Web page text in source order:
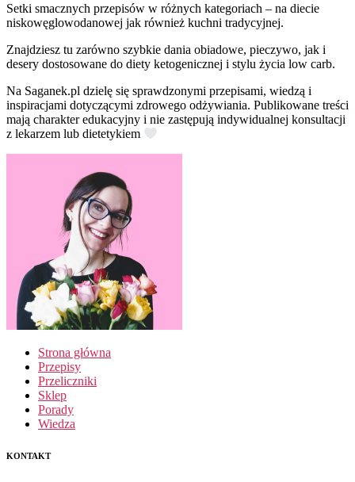
Setki smacznych przepisów w różnych kategoriach – na diecie
niskowęglowodanowej jak również kuchni tradycyjnej.
Znajdziesz tu zarówno szybkie dania obiadowe, pieczywo, jak i
desery dostosowane do diety ketogenicznej i stylu życia low carb.
Na Saganek.pl dzielę się sprawdzonymi przepisami, wiedzą i
inspiracjami dotyczącymi zdrowego odżywiania. Publikowane treści
mają charakter edukacyjny i nie zastępują indywidualnej konsultacji
z lekarzem lub dietetykiem
Strona główna
Przepisy
Przeliczniki
Sklep
Porady
Wiedza
KONTAKT